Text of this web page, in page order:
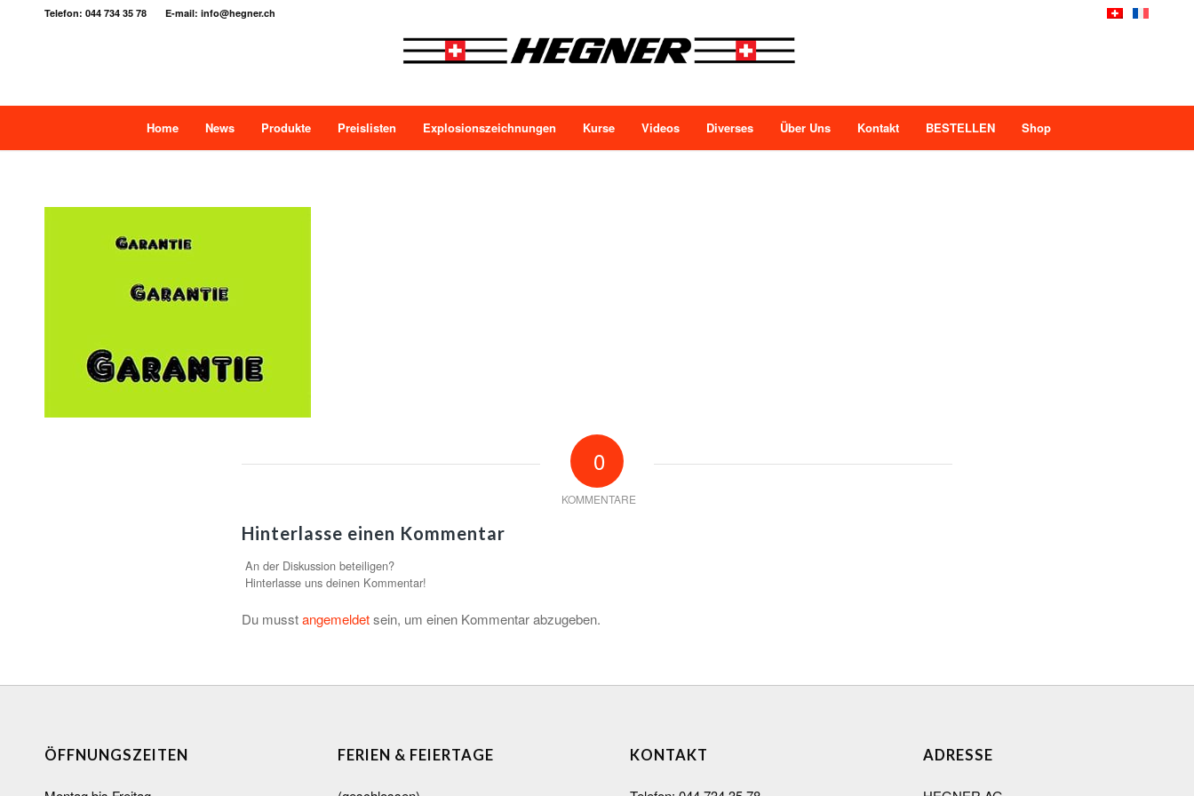
Telefon: 044 734 35 78 E-mail: info@hegner.ch
Home News Produkte Preislisten Explosionszeichnungen Kurse Videos Diverses Über Uns Kontakt BESTELLEN Shop
0
KOMMENTARE
Hinterlasse einen Kommentar
An der Diskussion beteiligen?
Hinterlasse uns deinen Kommentar!
Du musstangemeldetsein, um einen Kommentar abzugeben.
ÖFFNUNGSZEITEN FERIEN & FEIERTAGE KONTAKT ADRESSE